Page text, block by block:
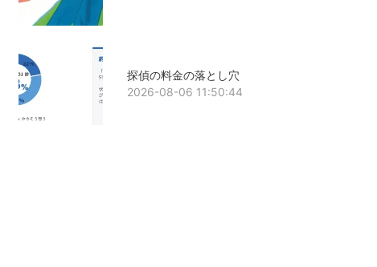
探偵の料金の落とし穴
2026-08-06 11:50:44